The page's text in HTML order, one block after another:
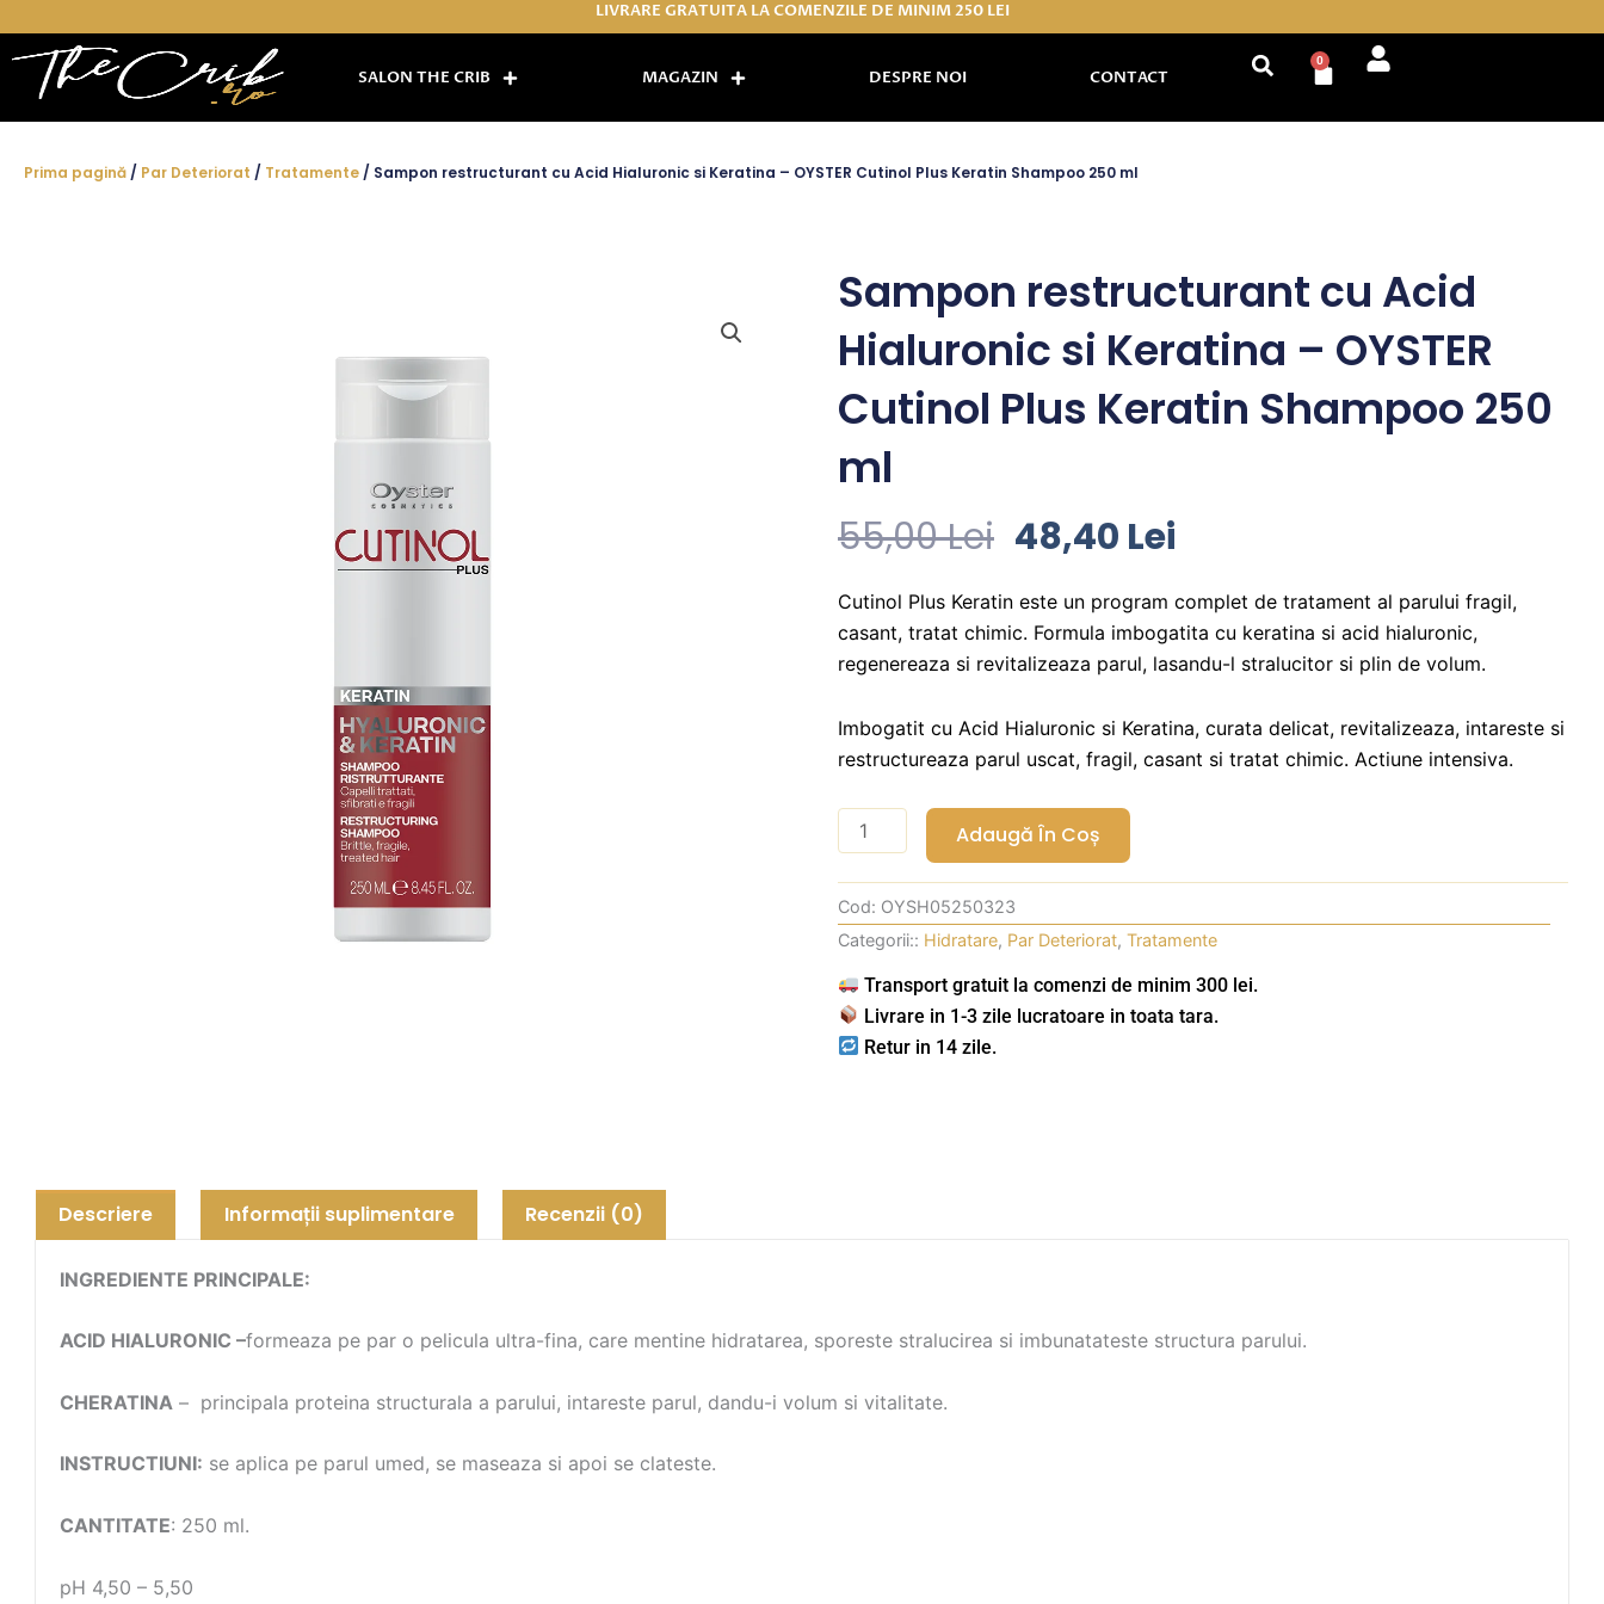
content
LIVRARE GRATUITA LA COMENZILE DE MINIM 250 LEI
SALON THE CRIB MAGAZIN DESPRE NOI CONTACT
0
Cart
Prima pagină / Par Deteriorat / Tratamente / Sampon restructurant cu Acid Hialuronic si Keratina – OYSTER Cutinol Plus Keratin Shampoo 250 ml
Sampon restructurant cu Acid
Hialuronic si Keratina – OYSTER
Cutinol Plus Keratin Shampoo 250
ml
55,00Lei Prețul
A
Fost:
55,00 Lei.
48,40 Lei
Este:
48,40 Lei.
Cutinol Plus Keratin este un program complet de tratament al parului fragil,
casant, tratat chimic. Formula imbogatita cu keratina si acid hialuronic,
regenereaza si revitalizeaza parul, lasandu-l stralucitor si plin de volum.
Imbogatit cu Acid Hialuronic si Keratina, curata delicat, revitalizeaza, intareste si
restructureaza parul uscat, fragil, casant si tratat chimic. Actiune intensiva.
Cantitate
Sampon
restructurant
cu
Acid
Hialuronic
si
Keratina
Adaugă În Coș
Cod: OYSH05250323
Categorii:: Hidratare, Par Deteriorat, Tratamente
Transport gratuit la comenzi de minim 300 lei.
Livrare in 1-3 zile lucratoare in toata tara.
Retur in 14 zile.
Descriere Informații suplimentare Recenzii (0)
INGREDIENTE PRINCIPALE:
ACID HIALURONIC –formeaza pe par o pelicula ultra-fina, care mentine hidratarea, sporeste stralucirea si imbunatateste structura parului.
CHERATINA – principala proteina structurala a parului, intareste parul, dandu-i volum si vitalitate.
INSTRUCTIUNI: se aplica pe parul umed, se maseaza si apoi se clateste.
CANTITATE: 250 ml.
pH 4,50 – 5,50